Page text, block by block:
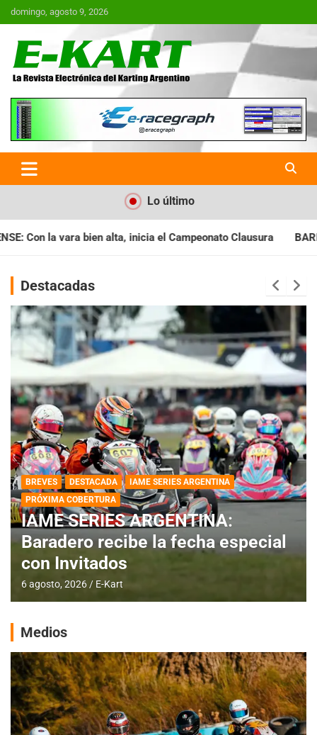
Saltar
al
domingo, agosto 9, 2026
E-Kart.com.ar | La Revista
Electrónica del Karting en
Argentina
Lo último
Campeonato Clausura BARILOCHENSE: Preparan una
Destacadas
BREVES DESTACADA
IAME SERIES ARGENTINA
PRÓXIMA COBERTURA
IAME SERIES ARGENTINA:
Baradero recibe la fecha especial
con Invitados
6 agosto, 2026 E-Kart
Medios